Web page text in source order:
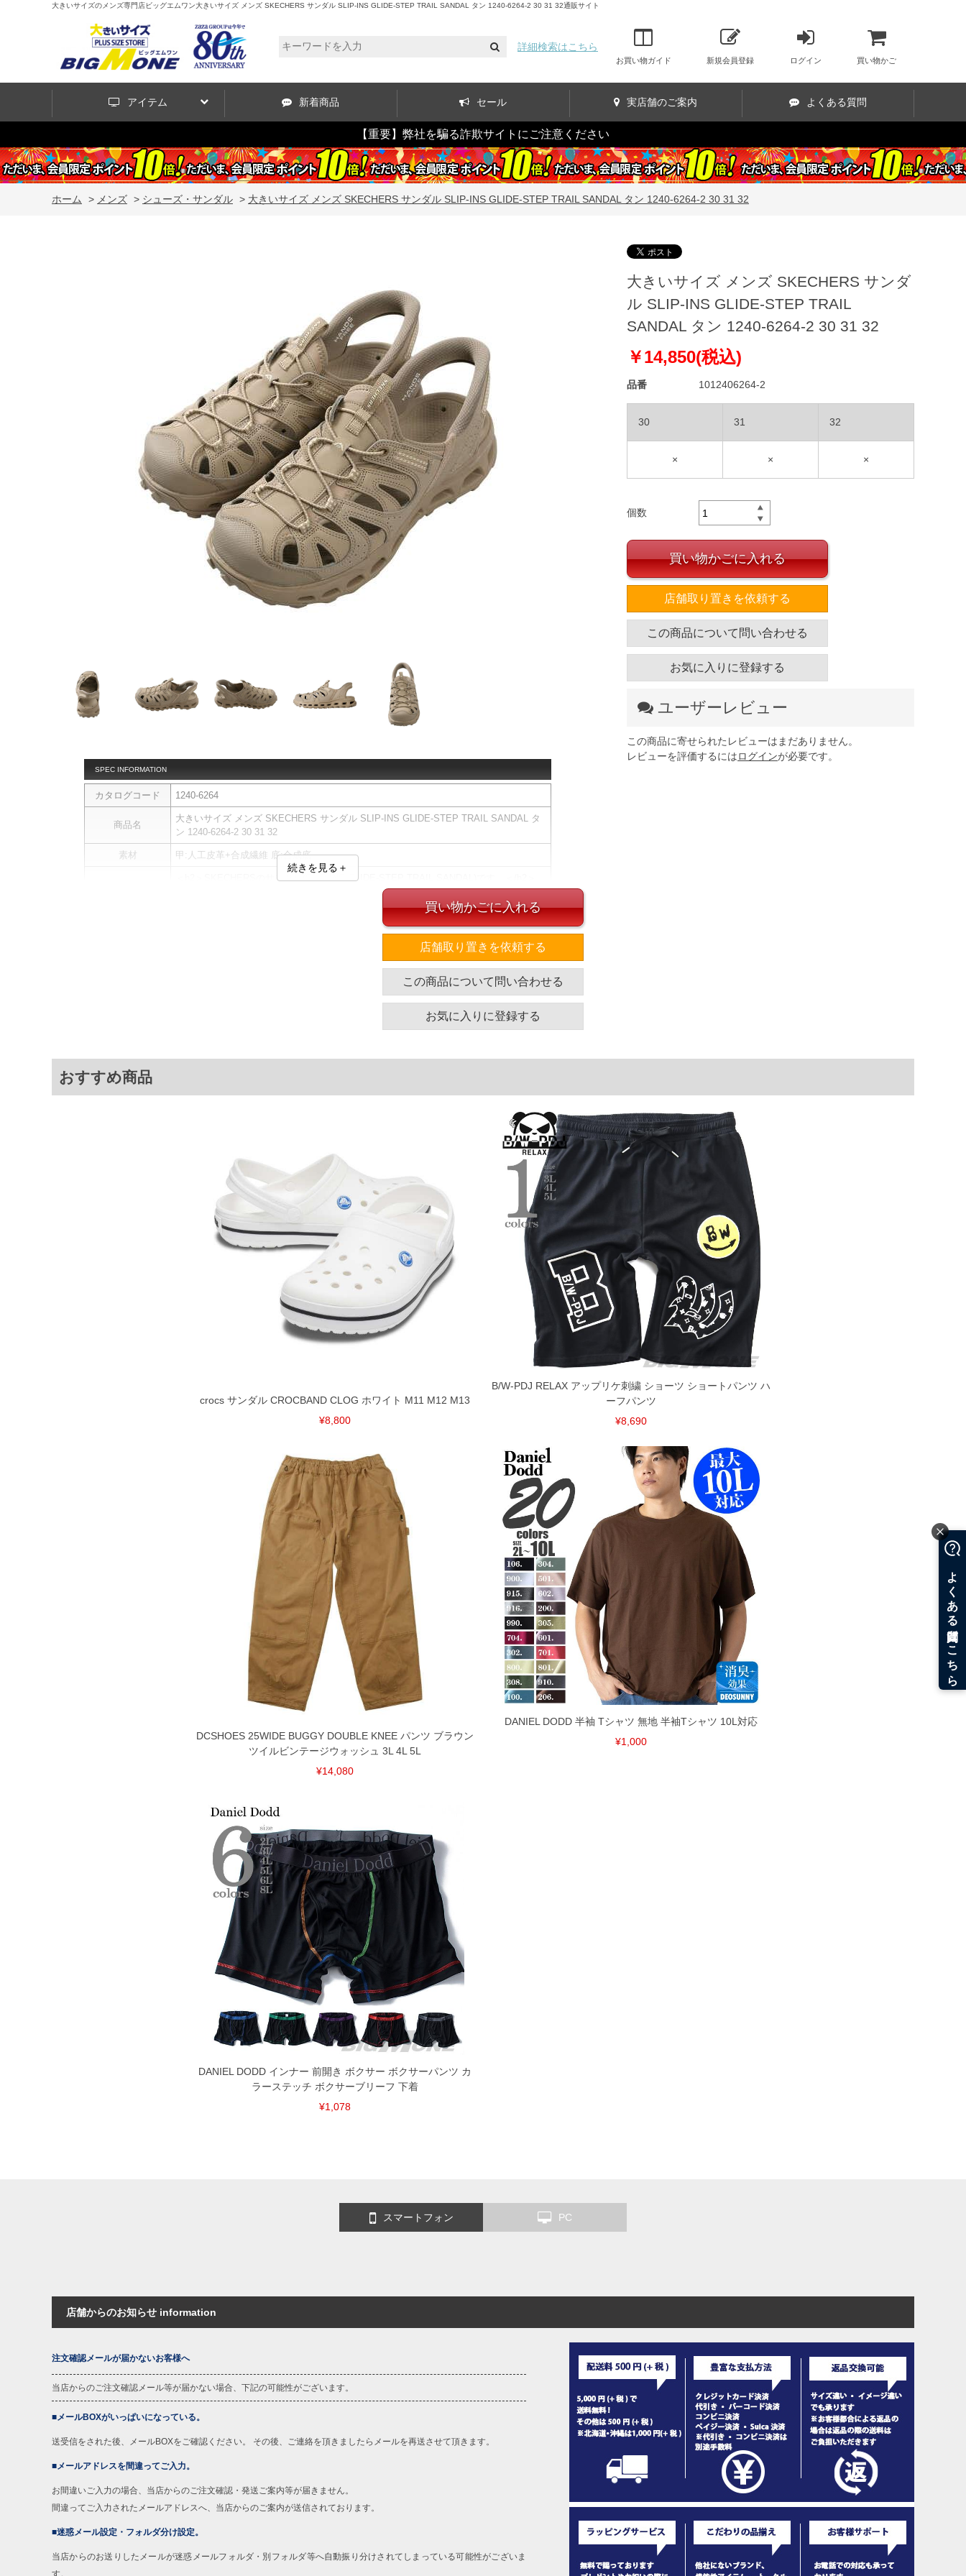
大きいサイズのメンズ専門店ビッグエムワン大きいサイズ メンズ SKECHERS サンダル SLIP-INS GLIDE-STEP TRAIL SANDAL タン 1240-6264-2 30 31 32通販サイト
詳細検索はこちら
お買い物ガイド 新規会員登録 ログイン 買い物かご
アイテム 新着商品 セール 実店舗のご案内 よくある質問
【重要】弊社を騙る詐欺サイトにご注意ください
ホーム > メンズ > シューズ・サンダル > 大きいサイズ メンズ SKECHERS サンダル SLIP-INS GLIDE-STEP TRAIL SANDAL タン 1240-6264-2 30 31 32
SPEC INFORMATION
カタログコード 1240-6264
商品名
大きいサイズ メンズ SKECHERS サンダル SLIP-INS GLIDE-STEP TRAIL SANDAL タ
ン 1240-6264-2 30 31 32
素材 甲:人工皮革+合成繊維 底:合成底
＜h2＞SKECHERSのサンダル(SLIP-INS GLIDE-STEP TRAIL SANDAL)です。＜/h2＞
アウトドアテイストのデザインに快適性を融合したサンダル。
ハンズフリーでスムーズに脱ぎ履きできるSLIP-INS仕様を採用し、アクティブなシーン
スポーティーで存在感のあるデザインは、タウンユースからレジャーまで幅広く活躍し
・Glide-Step〓ソールによる弾むようなクッション性と推進力
・アウトドアシーンにも対応する安定感のあるソール設計
単位はcm
※商品によって若干のサイズの誤差がございます。また、お客様がご使用の環境（コンピュ
ータ画面）によって、商品の色味が若干異なる場合がございます。予めご了承ください。
※上記サイズが実際の商品に付いているタグのサイズ表記と異なる場合があります。お取り
扱い前に商品付属タグの記載もご確認下さい。
※当店での掲載商品は、実店鋪と在庫を共用しておりますので店頭での売り違い、店舗から
のお取り寄せ等により、お客様にご迷惑をお掛けしてしまう場合がございます。そのような
ことがない様最大限に努めておりますが、もしあった場合速やかにご連絡させて頂きますの
出荷まで約1週間～20日間程お時間を頂く場合がございます。
尚、裾上げした商品は返品・交換不可となりますので、予めご了承下さい。
返品交換希望の方は、商品到着後1週間以内にご連絡ください。
下着(肌着)やワイシャツは商品の性質上、返品交換不可とさせて頂いております。予めご了
続きを見る＋
大きいサイズ メンズ SKECHERS サンダ
ル SLIP-INS GLIDE-STEP TRAIL
SANDAL タン 1240-6264-2 30 31 32
￥14,850(税込)
品番 1012406264-2
30 31 32
× × ×
個数
買い物かごに入れる
店舗取り置きを依頼する
この商品について問い合わせる
お気に入りに登録する
ユーザーレビュー
この商品に寄せられたレビューはまだありません。
レビューを評価するにはログインが必要です。
買い物かごに入れる
店舗取り置きを依頼する
この商品について問い合わせる
お気に入りに登録する
おすすめ商品
crocs サンダル CROCBAND CLOG ホワイト M11 M12 M13
¥8,800
B/W-PDJ RELAX アップリケ刺繍 ショーツ ショートパンツ ハ
ーフパンツ
¥8,690
DCSHOES 25WIDE BUGGY DOUBLE KNEE パンツ ブラウン
ツイルビンテージウォッシュ 3L 4L 5L
¥14,080
DANIEL DODD 半袖 Tシャツ 無地 半袖Tシャツ 10L対応
¥1,000
DANIEL DODD インナー 前開き ボクサー ボクサーパンツ カ
ラーステッチ ボクサーブリーフ 下着
¥1,078
スマートフォン PC
店舗からのお知らせ information
注文確認メールが届かないお客様へ
当店からのご注文確認メール等が届かない場合、下記の可能性がございます。
■メールBOXがいっぱいになっている。
送受信をされた後、メールBOXをご確認ください。 その後、ご連絡を頂きましたらメールを再送させて頂きます。
■メールアドレスを間違ってご入力。
お間違いご入力の場合、当店からのご注文確認・発送ご案内等が届きません。
間違ってご入力されたメールアドレスへ、当店からのご案内が送信されております。
■迷惑メール設定・フォルダ分け設定。
当店からのお送りしたメールが迷惑メールフォルダ・別フォルダ等へ自動振り分けされてしまっている可能性がございま
す。